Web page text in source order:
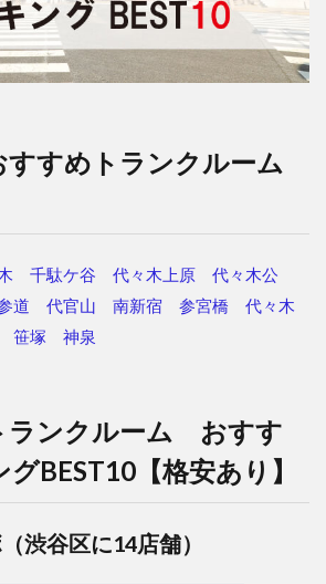
すすめトランクルーム
千駄ケ谷 代々木上原
代々木公
道 代官山 南新宿 参宮橋
代々木
笹塚 神泉
ランクルーム おすす
BEST10【格安あり】
渋谷区に14店舗）